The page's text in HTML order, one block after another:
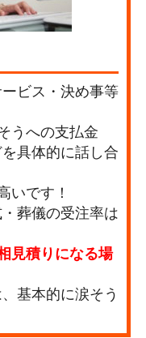
ビス・決め事等
うへの支払金
具体的に話し合
いです！
葬儀の受注率は
見積りになる場
基本的に涙そう